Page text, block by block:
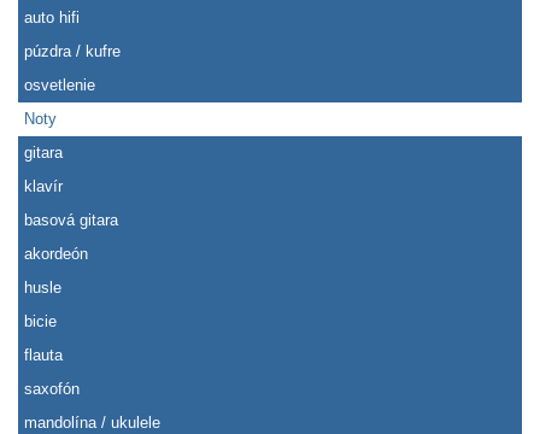
auto hifi
púzdra / kufre
osvetlenie
Noty
gitara
klavír
basová gitara
akordeón
husle
bicie
flauta
saxofón
mandolína / ukulele